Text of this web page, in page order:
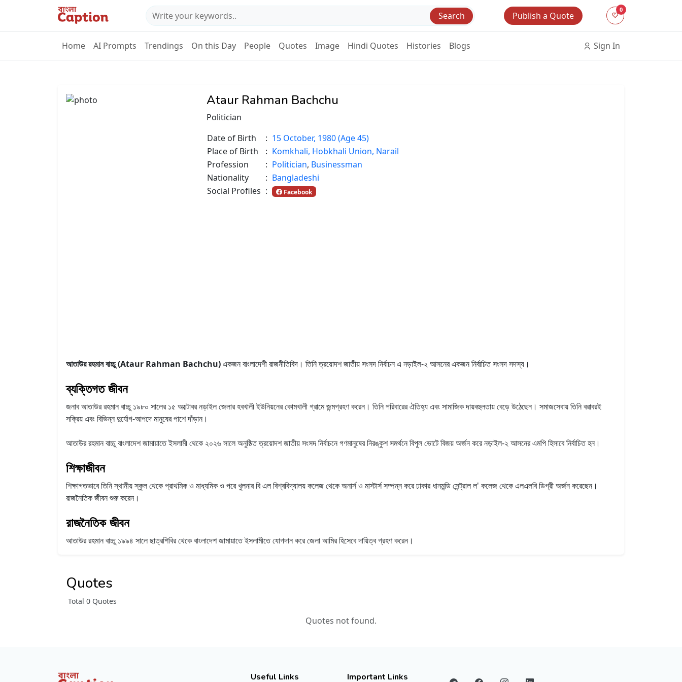
Search Publish a Quote
0
Home AI Prompts Trendings On this Day People Quotes Image Hindi Quotes Histories Blogs Sign In
Ataur Rahman Bachchu
Politician
Date of Birth
: 15 October, 1980 (Age 45)
Place of Birth
: Komkhali, Hobkhali Union, Narail
Profession
: Politician, Businessman
Nationality
: Bangladeshi
Social Profiles : Facebook
আতাউর রহমান বাচ্চু (Ataur Rahman Bachchu)একজন বাংলাদেশী রাজনীতিবিদ। তিনি ত্রয়োদশ জাতীয় সংসদ নির্বাচন এ নড়াইল-২ আসনের একজন নির্বাচিত সংসদ সদস্য।
ব্যক্তিগত জীবন
জনাব আতাউর রহমান বাচ্চু ১৯৮০ সালের ১৫ অক্টোবর নড়াইল জেলার হবখালী ইউনিয়নের কোমখালী গ্রামে জন্মগ্রহণ করেন। তিনি পরিবারের ঐতিহ্য এবং সামাজিক দায়বহুলতায় বেড়ে উঠেছেন। সমাজসেবায় তিনি বরাবরই
সক্রিয় এবং বিভিন্ন দুর্যোগ-আপদে মানুষের পাশে দাঁড়ান।
আতাউর রহমান বাচ্চু বাংলাদেশ জামায়াতে ইসলামী থেকে ২০২৬ সালে অনুষ্ঠিত ত্রয়োদশ জাতীয় সংসদ নির্বাচনে গণমানুষের নিরঙ্কুশ সমর্থনে বিপুল ভোটে বিজয় অর্জন করে নড়াইল-২ আসনের এমপি হিসাবে নির্বাচিত হন।
শিক্ষাজীবন
শিক্ষাগতভাবে তিনি স্থানীয় স্কুল থেকে প্রাথমিক ও মাধ্যমিক ও পরে খুলনার বি এল বিশ্ববিদ্যালয় কলেজ থেকে অনার্স ও মাস্টার্স সম্পন্ন করে ঢাকার ধানমন্ডি সেন্ট্রাল ল' কলেজ থেকে এলএলবি ডিগ্রী অর্জন করেছেন।
রাজনৈতিক জীবন শুরু করেন।
রাজনৈতিক জীবন
আতাউর রহমান বাচ্চু ১৯৯৪ সালে ছাত্রশিবির থেকে বাংলাদেশ জামায়াতে ইসলামীতে যোগদান করে জেলা আমির হিসেবে দায়িত্ব গ্রহণ করেন।
Quotes
Total 0 Quotes
Quotes not found.
Useful Links Important Links